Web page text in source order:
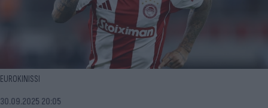
EUROKINISSI
30.09.2025 20:05